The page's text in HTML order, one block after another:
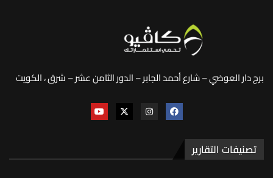
برج دار العوضي – شارع أحمد الجابر – الدور الثامن عشر – شرق ، الكويت
تصنيفات التقارير